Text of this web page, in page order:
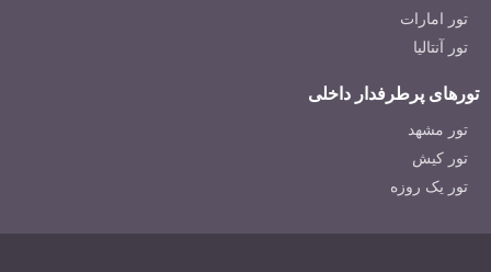
تور امارات
تور آنتالیا
تورهای پرطرفدار داخلی
تور مشهد
تور کیش
تور یک روزه